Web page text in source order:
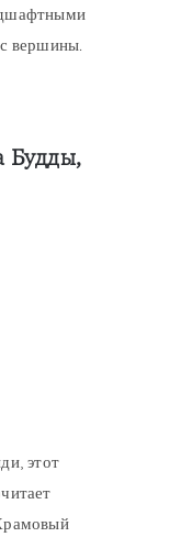
вершины.
Будды,
этот